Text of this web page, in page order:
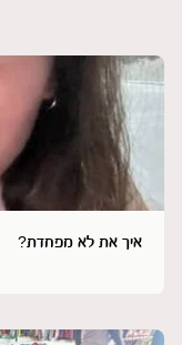
איך את לא מפחדת?